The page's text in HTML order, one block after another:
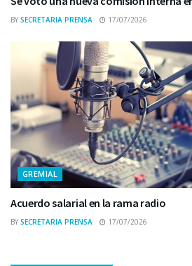
BY SECRETARIA PRENSA 17/07/2026
GREMIAL
Acuerdo salarial en la rama radio
BY SECRETARIA PRENSA 17/07/2026